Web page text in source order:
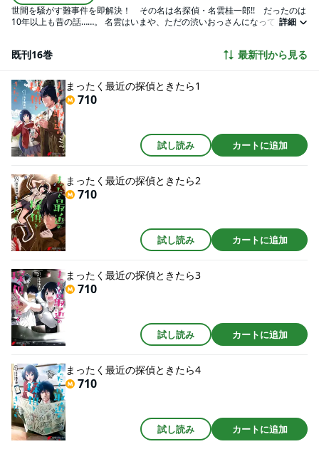
世間を騒がす難事件を即解決！ その名は名探偵・名雲桂一郎!! だったのは
10年以上も昔の話……。 名雲はいまや、ただの渋いおっさんになってしまっ
詳細
既刊16巻 最新刊から見る
まったく最近の探偵ときたら1
710
試し読み カートに追加
まったく最近の探偵ときたら2
710
試し読み カートに追加
まったく最近の探偵ときたら3
710
試し読み カートに追加
まったく最近の探偵ときたら4
710
試し読み カートに追加